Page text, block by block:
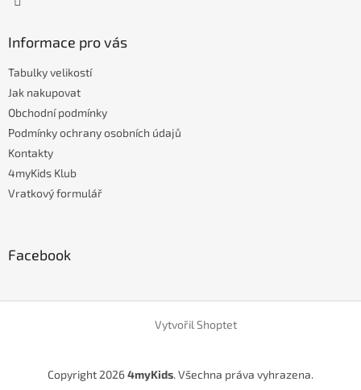
Informace pro vás
Tabulky velikostí
Jak nakupovat
Obchodní podmínky
Podmínky ochrany osobních údajů
Kontakty
4myKids Klub
Vratkový formulář
Facebook
Vytvořil Shoptet
Copyright 20264myKids. Všechna práva vyhrazena.